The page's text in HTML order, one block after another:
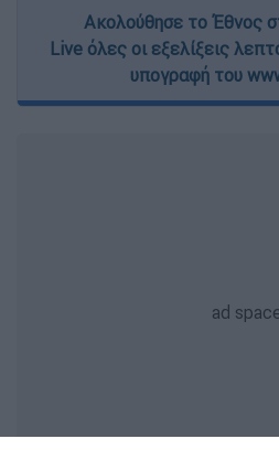
Ακολούθησε το Έθνος
Live όλες οι εξελίξεις
υπογραφή του